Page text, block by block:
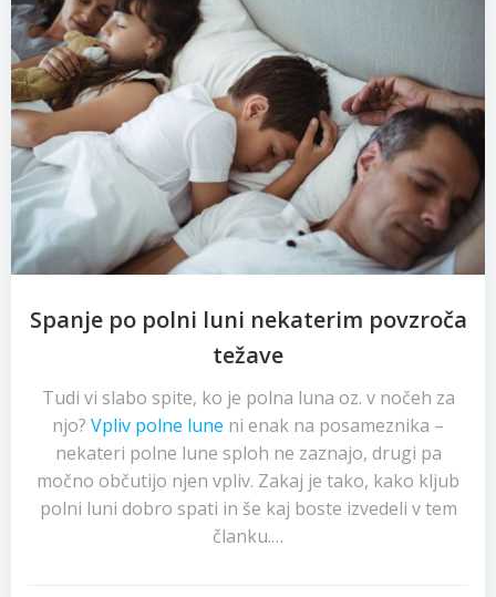
Spanje po polni luni nekaterim povzroča
težave
Tudi vi slabo spite, ko je polna luna oz. v nočeh za
njo? Vpliv polne lune ni enak na posameznika –
nekateri polne lune sploh ne zaznajo, drugi pa
močno občutijo njen vpliv. Zakaj je tako, kako kljub
polni luni dobro spati in še kaj boste izvedeli v tem
članku.…